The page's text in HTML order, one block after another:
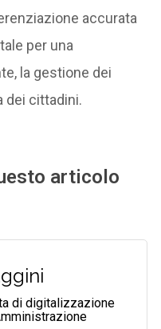
accurata
per una
la gestione dei
dei cittadini.
articolo
di digitalizzazione